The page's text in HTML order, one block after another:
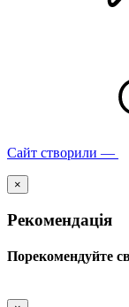
Сайт створили —
×
Рекомендація
Порекомендуйте